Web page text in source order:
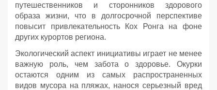
путешественников и сторонников здорового
образа жизни, что в долгосрочной перспективе
повысит привлекательность Кох Ронга на фоне
других курортов региона.
Экологический аспект инициативы играет не менее
важную роль, чем забота о здоровье. Окурки
остаются одним из самых распространенных
видов мусора на пляжах, нанося серьезный вред